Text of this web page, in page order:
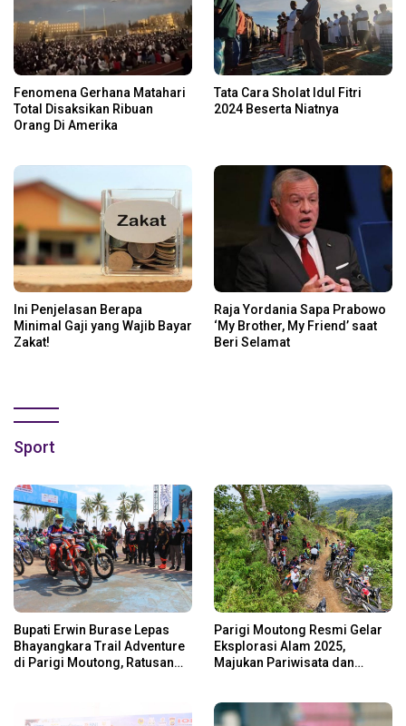
Fenomena Gerhana Matahari
Total Disaksikan Ribuan
Orang Di Amerika
Tata Cara Sholat Idul Fitri
2024 Beserta Niatnya
Ini Penjelasan Berapa
Minimal Gaji yang Wajib Bayar
Zakat!
Raja Yordania Sapa Prabowo
‘My Brother, My Friend’ saat
Beri Selamat
Sport
Bupati Erwin Burase Lepas
Bhayangkara Trail Adventure
di Parigi Moutong, Ratusan
Parigi Moutong Resmi Gelar
Eksplorasi Alam 2025,
Majukan Pariwisata dan